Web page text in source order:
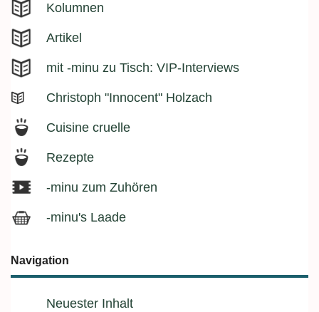
Kolumnen
Artikel
mit -minu zu Tisch: VIP-Interviews
Christoph "Innocent" Holzach
Cuisine cruelle
Rezepte
-minu zum Zuhören
-minu's Laade
Navigation
Neuester Inhalt